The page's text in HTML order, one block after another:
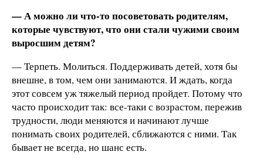
— А можно ли что-то посоветовать родителям,
которые чувствуют, что они стали чужими своим
выросшим детям?
— Терпеть. Молиться. Поддерживать детей, хотя бы
внешне, в том, чем они занимаются. И ждать, когда
этот совсем уж тяжелый период пройдет. Потому что
часто происходит так: все-таки с возрастом, пережив
трудности, люди меняются и начинают лучше
понимать своих родителей, сближаются с ними. Так
бывает не всегда, но шанс есть.